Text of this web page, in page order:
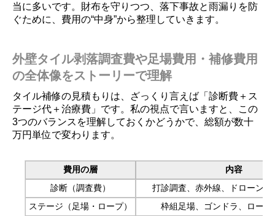
当に多いです。財布を守りつつ、落下事故と雨漏りを防
ぐために、費用の“中身”から整理していきます。
外壁タイル剥落調査費や足場費用・補修費用
の全体像をストーリーで理解
タイル補修の見積もりは、ざっくり言えば「診断費＋ス
テージ代＋治療費」です。私の視点で言いますと、この
3つのバランスを理解しておくかどうかで、総額が数十
万円単位で変わります。
費用の層
内容
診断（調査費）
打診調査、赤外線、ドローン、
ステージ（足場・ロープ）
枠組足場、ゴンドラ、ロープ